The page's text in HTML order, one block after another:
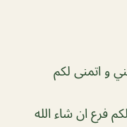
و اتمنى لكم
فرع ان شاء الله